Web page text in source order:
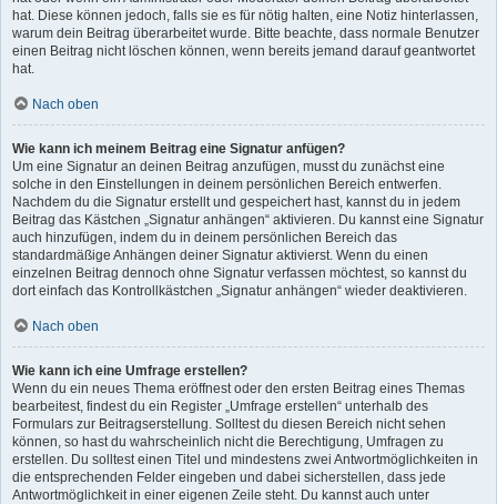
hat. Diese können jedoch, falls sie es für nötig halten, eine Notiz hinterlassen,
warum dein Beitrag überarbeitet wurde. Bitte beachte, dass normale Benutzer
einen Beitrag nicht löschen können, wenn bereits jemand darauf geantwortet
hat.
Nach oben
Wie kann ich meinem Beitrag eine Signatur anfügen?
Um eine Signatur an deinen Beitrag anzufügen, musst du zunächst eine
solche in den Einstellungen in deinem persönlichen Bereich entwerfen.
Nachdem du die Signatur erstellt und gespeichert hast, kannst du in jedem
Beitrag das Kästchen „Signatur anhängen“ aktivieren. Du kannst eine Signatur
auch hinzufügen, indem du in deinem persönlichen Bereich das
standardmäßige Anhängen deiner Signatur aktivierst. Wenn du einen
einzelnen Beitrag dennoch ohne Signatur verfassen möchtest, so kannst du
dort einfach das Kontrollkästchen „Signatur anhängen“ wieder deaktivieren.
Nach oben
Wie kann ich eine Umfrage erstellen?
Wenn du ein neues Thema eröffnest oder den ersten Beitrag eines Themas
bearbeitest, findest du ein Register „Umfrage erstellen“ unterhalb des
Formulars zur Beitragserstellung. Solltest du diesen Bereich nicht sehen
können, so hast du wahrscheinlich nicht die Berechtigung, Umfragen zu
erstellen. Du solltest einen Titel und mindestens zwei Antwortmöglichkeiten in
die entsprechenden Felder eingeben und dabei sicherstellen, dass jede
Antwortmöglichkeit in einer eigenen Zeile steht. Du kannst auch unter